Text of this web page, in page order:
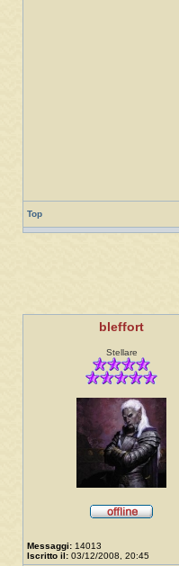
Top
bleffort
Stellare
Messaggi: 14013
Iscritto il: 03/12/2008, 20:45